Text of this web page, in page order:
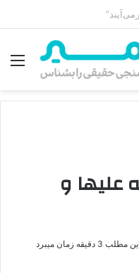
علیها و
دقیقه زمان میبرد